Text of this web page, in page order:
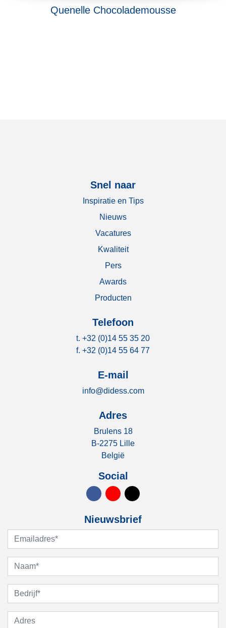
chocolade.
Quenelle Chocolademousse
Snel naar
Inspiratie en Tips
Nieuws
Vacatures
Kwaliteit
Pers
Awards
Producten
Telefoon
t. +32 (0)14 55 35 20
f. +32 (0)14 55 64 77
E-mail
info@didess.com
Adres
Brulens 18
B-2275 Lille
België
Social
Nieuwsbrief